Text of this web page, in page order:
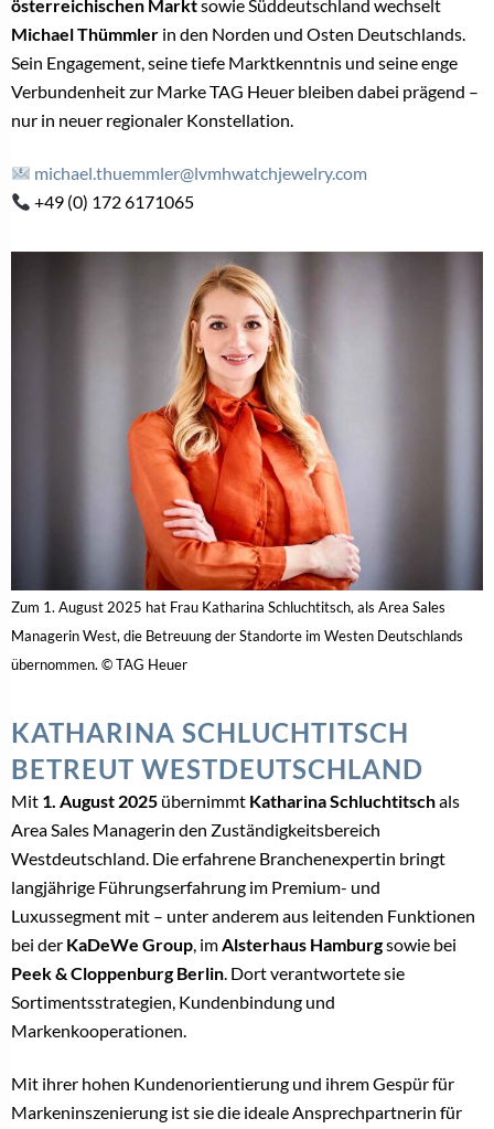
österreichischen Marktsowie Süddeutschland wechselt
Michael Thümmler in den Norden und Osten Deutschlands.
Sein Engagement, seine tiefe Marktkenntnis und seine enge
Verbundenheit zur Marke TAG Heuer bleiben dabei prägend –
nur in neuer regionaler Konstellation.
michael.thuemmler@lvmhwatchjewelry.com
+49 (0) 172 6171065
Zum 1. August 2025 hat Frau Katharina Schluchtitsch, als Area Sales
Managerin West, die Betreuung der Standorte im Westen Deutschlands
übernommen. © TAG Heuer
KATHARINA SCHLUCHTITSCH
BETREUT WESTDEUTSCHLAND
Mit 1. August 2025 übernimmt Katharina Schluchtitschals
Area Sales Managerin den Zuständigkeitsbereich
Westdeutschland. Die erfahrene Branchenexpertin bringt
langjährige Führungserfahrung im Premium- und
Luxussegment mit – unter anderem aus leitenden Funktionen
bei der KaDeWe Group, imAlsterhaus Hamburgsowie bei
Peek & Cloppenburg Berlin. Dort verantwortete sie
Sortimentsstrategien, Kundenbindung und
Markenkooperationen.
Mit ihrer hohen Kundenorientierung und ihrem Gespür für
Markeninszenierung ist sie die ideale Ansprechpartnerin für